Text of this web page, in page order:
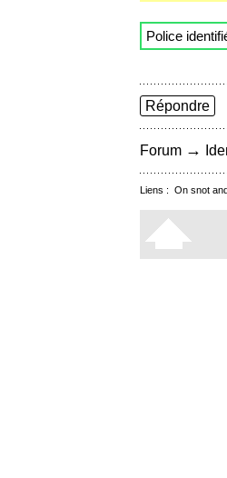
Police
Répondre
Forum →
Liens : On snot